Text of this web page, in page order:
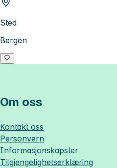
Sted
Bergen
Om oss
Kontakt oss
Personvern
Informasjonskapsler
Tilgjengelighetserklæring